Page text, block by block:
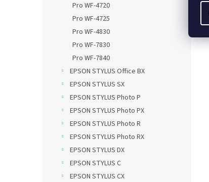
Pro WF-4720
Pro WF-4725
Pro WF-4830
Pro WF-7830
Pro WF-7840
EPSON STYLUS Office BX
EPSON STYLUS SX
EPSON STYLUS Photo P
EPSON STYLUS Photo PX
EPSON STYLUS Photo R
EPSON STYLUS Photo RX
EPSON STYLUS DX
EPSON STYLUS C
EPSON STYLUS CX